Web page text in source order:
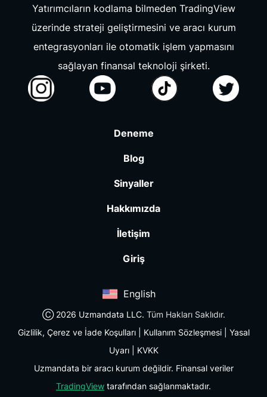
Yatırımcıların kodlama bilmeden TradingView
üzerinde strateji geliştirmesini ve aracı kurum
entegrasyonları ile otomatik işlem yapmasını
sağlayan finansal teknoloji şirketi.
Deneme
Blog
Sinyaller
Hakkımızda
İletişim
Giriş
English
Ⓒ 2026 Uzmandata LLC. Tüm Hakları Saklıdır.
Gizlilik, Çerez ve İade Koşulları| Kullanım Sözleşmesi| Yasal
Uyarı| KVKK
Uzmandata bir aracı kurum değildir. Finansal veriler
TradingView tarafından sağlanmaktadır.